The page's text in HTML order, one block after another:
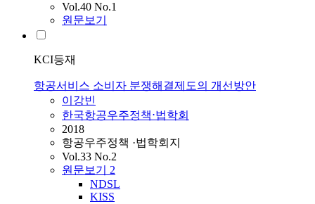
Vol.40 No.1
원문보기
KCI등재
항공서비스 소비자 분쟁해결제도의 개선방안
이강빈
한국항공우주정책⋅법학회
2018
항공우주정책 ·법학회지
Vol.33 No.2
원문보기 2
NDSL
KISS